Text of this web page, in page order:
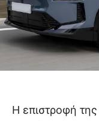
Η επιστροφή